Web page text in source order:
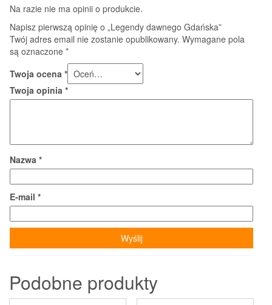
Na razie nie ma opinii o produkcie.
Napisz pierwszą opinię o „Legendy dawnego Gdańska”
Twój adres email nie zostanie opublikowany. Wymagane pola
są oznaczone *
Twoja ocena *
Twoja opinia *
Nazwa *
E-mail *
Podobne produkty